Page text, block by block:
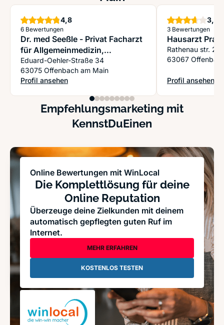
4,8Sterne
6 Bewertungen
Dr. med Seeßle - Privat Facharzt
für Allgemeinmedizin,
Naturheilverfahren,
Sportmedizin & Homöopathie
Eduard-Oehler-Straße 34
63075 Offenbach am Main
Profil ansehen
: Dr. med Seeßle - Privat Facharzt für Allgemeinmedizin,
3,7
3 Bewertungen
Hausarzt
Rathenau str. 21
63067
Profil ansehen
: Hausarzt
Empfehlungsmarketing mit
KennstDuEinen
Online Bewertungen mit WinLocal
Die Komplettlösung für deine
Online Reputation
Überzeuge deine Zielkunden mit deinem
automatisch gepflegten guten Ruf im
Internet.
MEHR ERFAHREN
KOSTENLOS TESTEN